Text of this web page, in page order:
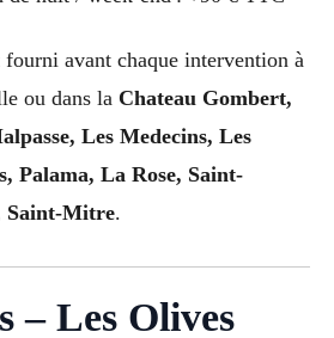
fourni avant chaque intervention à
ou dans la Chateau Gombert,
Les Medecins, Les
Palama, La Rose, Saint-
Saint-Mitre.
– Les Olives